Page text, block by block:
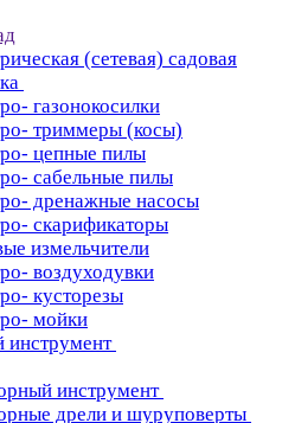
(сетевая) садовая
газонокосилки
триммеры (косы)
цепные пилы
сабельные пилы
дренажные насосы
скарификаторы
измельчители
воздуходувки
кусторезы
мойки
инструмент
инструмент
дрели и шуруповерты